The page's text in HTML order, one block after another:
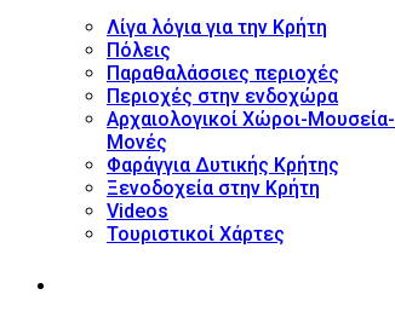
Λίγα λόγια για την Κρήτη
Πόλεις
Παραθαλάσσιες περιοχές
Περιοχές στην ενδοχώρα
Αρχαιολογικοί Χώροι-Μουσεία-
Μονές
Φαράγγια Δυτικής Κρήτης
Ξενοδοχεία στην Κρήτη
Videos
Τουριστικοί Χάρτες